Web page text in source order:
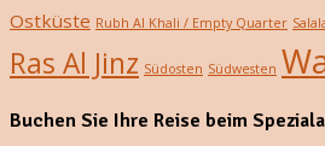
Ostküste Rubh Al Khali / Empty Quarter
Ras Al Jinz Südosten Südwesten
Buchen Sie Ihre Reise beim